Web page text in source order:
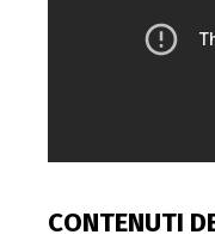
CONTENUTI